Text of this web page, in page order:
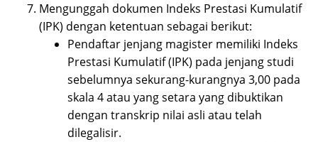
Mengunggah dokumen Indeks Prestasi Kumulatif
(IPK) dengan ketentuan sebagai berikut:
Pendaftar jenjang magister memiliki Indeks
Prestasi Kumulatif (IPK) pada jenjang studi
sebelumnya sekurang-kurangnya 3,00 pada
skala 4 atau yang setara yang dibuktikan
dengan transkrip nilai asli atau telah
dilegalisir.